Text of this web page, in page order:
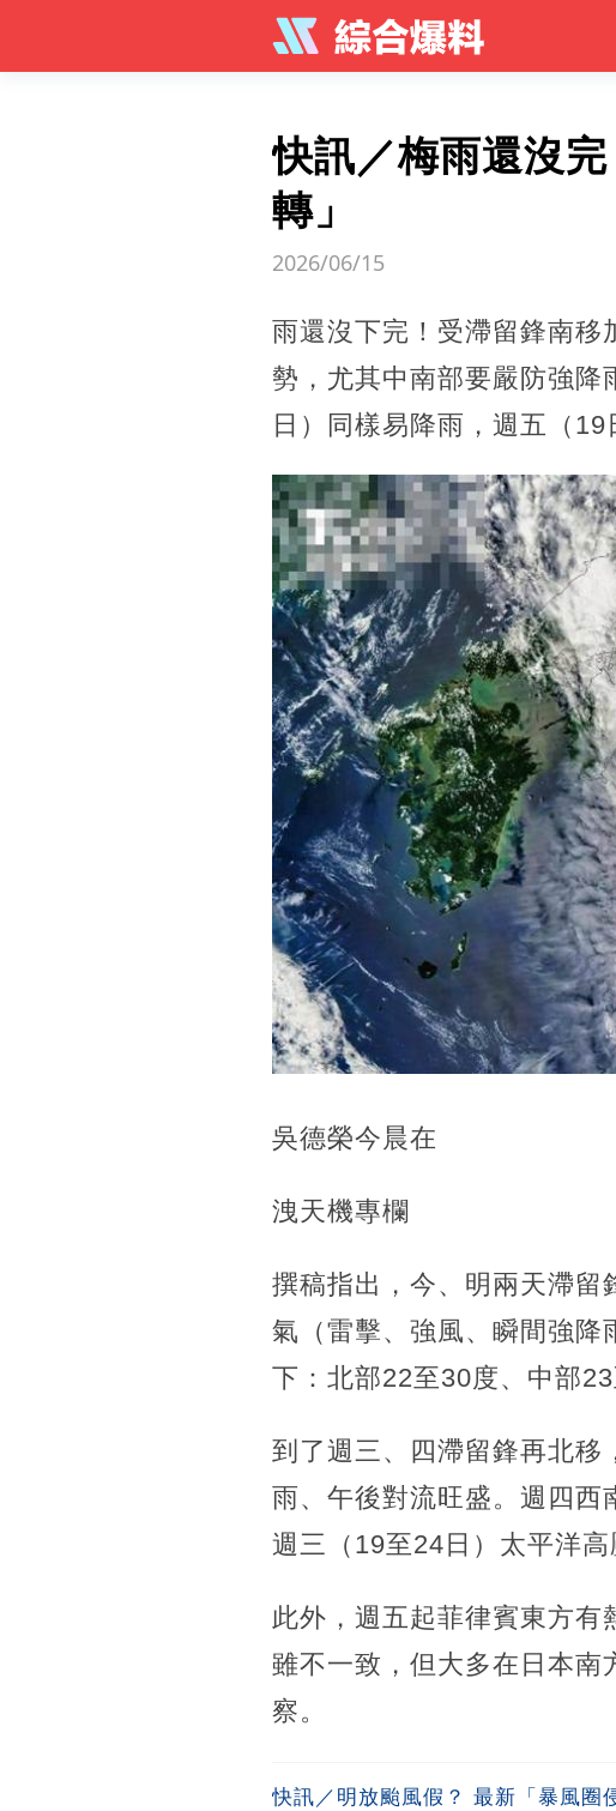
快訊／梅雨還沒
轉」
2026/06/15
雨還沒下完！受滯留鋒南移
勢，尤其中南部要嚴防強
日）同樣易降雨，週五（19
吳德榮今晨在
洩天機專欄
撰稿指出，今、明兩天滯留
氣（雷擊、強風、瞬間強降
下：北部22至30度、中部
到了週三、四滯留鋒再北移
雨、午後對流旺盛。週四西
週三（19至24日）太平洋
此外，週五起菲律賓東方有
雖不一致，但大多在日本
察。
快訊／明放颱風假？ 最新「暴風圈